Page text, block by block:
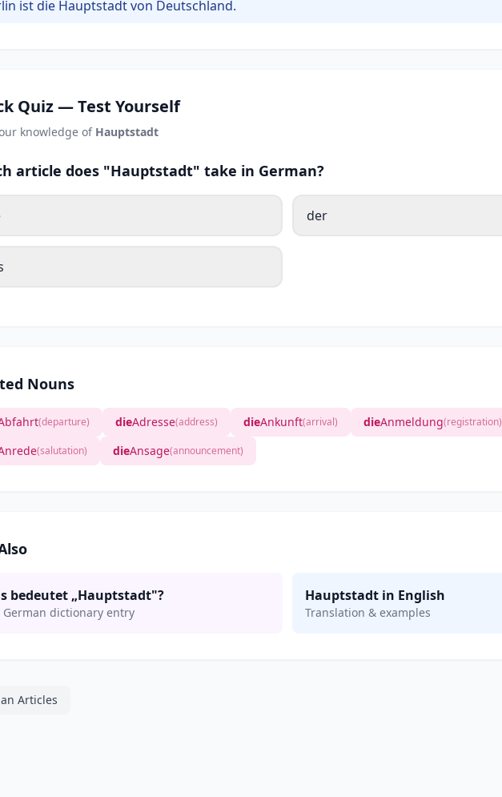
ist die Hauptstadt von Deutschland.
Quiz — Test Yourself
knowledge of Hauptstadt
article does "Hauptstadt" take in German?
der
Nouns
(departure) dieAdresse(address) dieAnkunft(arrival) dieAnmeldung(registration)
(salutation) dieAnsage(announcement)
bedeutet „Hauptstadt"?
German dictionary entry
Hauptstadt in English
Translation & examples
Articles